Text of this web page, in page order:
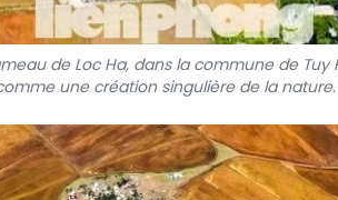
de Loc Ha, dans la commune de Tuy
une création singulière de la nature.